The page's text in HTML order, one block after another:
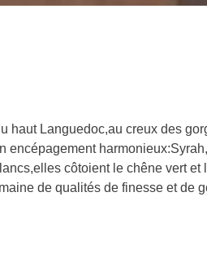
haut Languedoc,au creux des
encépagement
côtoient le chêne vert
de qualités de finesse et de